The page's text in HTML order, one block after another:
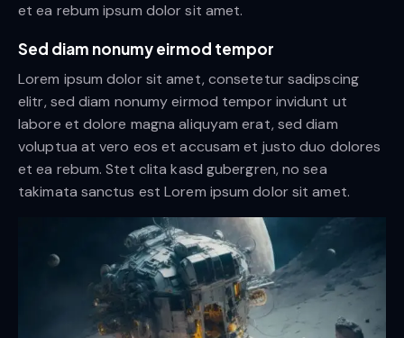
et ea rebum ipsum dolor sit amet.
Sed diam nonumy eirmod tempor
Lorem ipsum dolor sit amet, consetetur sadipscing
elitr, sed diam nonumy eirmod tempor invidunt ut
labore et dolore magna aliquyam erat, sed diam
voluptua at vero eos et accusam et justo duo dolores
et ea rebum. Stet clita kasd gubergren, no sea
takimata sanctus est Lorem ipsum dolor sit amet.